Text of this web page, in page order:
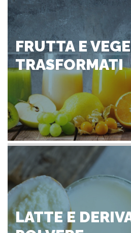
FRUTTA E
TRASFORMATI
LATTE E